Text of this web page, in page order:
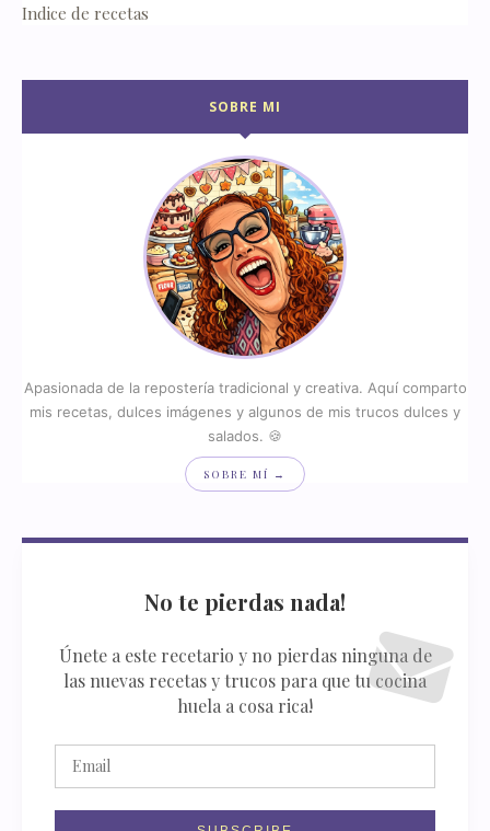
Indice de recetas
SOBRE MI
Apasionada de la repostería tradicional y creativa. Aquí comparto
mis recetas, dulces imágenes y algunos de mis trucos dulces y
salados. 🍪
SOBRE MÍ →
No te pierdas nada!
Únete a este recetario y no pierdas ninguna de
las nuevas recetas y trucos para que tu cocina
huela a cosa rica!